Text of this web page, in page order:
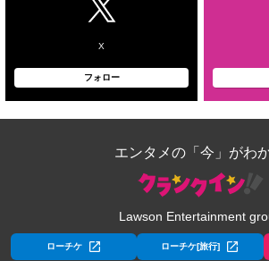
X
フォロー
エンタメの「今」がわ
Lawson Entertainment
ローチケ ローチケ[旅行]